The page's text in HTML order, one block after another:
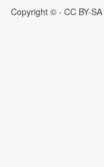
Copyright © - CC BY-SA